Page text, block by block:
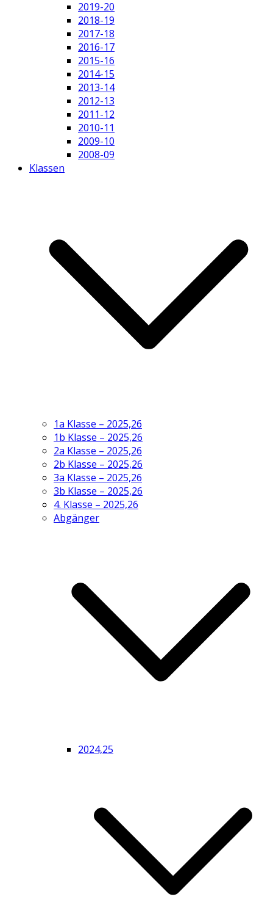
2019-20
2018-19
2017-18
2016-17
2015-16
2014-15
2013-14
2012-13
2011-12
2010-11
2009-10
2008-09
Klassen
1a Klasse – 2025,26
1b Klasse – 2025,26
2a Klasse – 2025,26
2b Klasse – 2025,26
3a Klasse – 2025,26
3b Klasse – 2025,26
4. Klasse – 2025,26
Abgänger
2024,25